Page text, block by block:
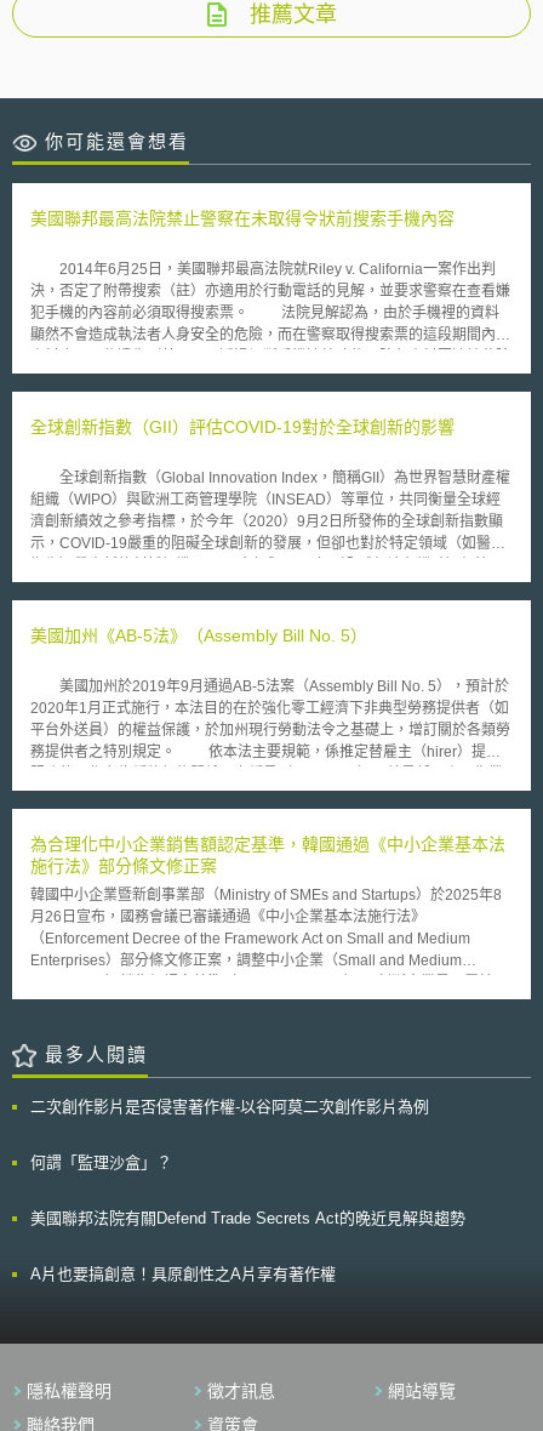
推薦文章
你可能還會想看
美國聯邦最高法院禁止警察在未取得令狀前搜索手機內容
2014年6月25日，美國聯邦最高法院就Riley v. California一案作出判
決，否定了附帶搜索（註）亦適用於行動電話的見解，並要求警察在查看嫌
犯手機的內容前必須取得搜索票。 法院見解認為，由於手機裡的資料
顯然不會造成執法者人身安全的危險，而在警察取得搜索票的這段期間內，
或加密而遺失），因此手機內容應不在附帶搜索的適用範圍內。判決中另指
中含有大量的個人資訊，包括通聯紀錄、標記有日期及地點的照片與影片、
John Roberts表示：「如果更進一步地細究系爭隱私利益之範圍，用戶在現
代手機上所看到的資料，事實上並不儲存在裝置本身。將手機看作一個容器
並對其內容實施附帶搜索，這樣的預設是有點勉強的，尤其當手機被用來讀
取儲存在他處的資料時，這種說法更是完全無法成立。」 在其協同意
這麼一回事了。 註：為保護執法者人身安全並防免被告湮滅證據，我
逮捕嫌犯或執行拘提、羈押時，雖無搜索票，得逕行搜索其身體、隨身攜帶
之物件、所使用之交通工具及其立即可觸及之處所，學說上稱作「附帶搜
索」，為令狀搜索原則之例外。
全球創新指數（GII）評估COVID-19對於全球創新的影響
全球創新指數（Global Innovation Index，簡稱GII）為世界智慧財產權
組織（WIPO）與歐洲工商管理學院（INSEAD）等單位，共同衡量全球經
濟創新績效之參考指標，於今年（2020）9月2日所發佈的全球創新指數顯
示，COVID-19嚴重的阻礙全球創新的發展，但卻也對於特定領域（如醫療
世界金融體系運作仍保持平穩，但用於資助創新型企業的資金，由於全球投
在創新融資方面，鎖定新創早期階段投資的創投公司為確保日後競爭力，轉
擊較大。 觀察全球主要國家，雖然皆制訂相關補助計劃用以緩解因疫
情所帶來之衝擊，例如中短期欲透過貸款擔保爲企業提供支持。然而，這些
補助措施並非直接爲創新和新創企業提供資金。儘管如此，專家對於全球科
學和創新受COVID-19的影響也非全然悲觀，部分源自於全球對於資本回報
美國加州《AB-5法》（Assembly Bill No. 5）
美國加州於2019年9月通過AB-5法案（Assembly Bill No. 5），預計於
2020年1月正式施行，本法目的在於強化零工經濟下非典型勞務提供者（如
平台外送員）的權益保護，於加州現行勞動法令之基礎上，增訂關於各類勞
務提供者之特別規定。 依本法主要規範，係推定替雇主（hirer）提供
保險、勞災、醫療保險等面向，業者應對這些工作者提供等同受僱人之相關
不受公司於工作方面的控制指示、從事與公司通常業務範圍無關之業務、以
及有實質接案自由等三要件，並要求業者應以上列標準判定其勞務提供者為
同時，本法亦考量到施行後其效力對既有營業形態之衝擊，分別採取以
下措施： 針對例如派報員、商業捕撈（commercial fishermen）等業別，
於本法正式施行後一定期間內，豁免前述列舉之特定領域勞務提供者適用本
法來認定其與業者間的契約關係。亦即，在法案生效後的短期內，特定業者
除適用本法判定勞動關係的特別規定，而非暫時豁免適用。
為合理化中小企業銷售額認定基準，韓國通過《中小企業基本法
施行法》部分條文修正案
韓國中小企業暨新創事業部（Ministry of SMEs and Startups）於2025年8
月26日宣布，國務會議已審議通過《中小企業基本法施行法》
（Enforcement Decree of the Framework Act on Small and Medium
Enterprises）部分條文修正案，調整中小企業（Small and Medium
「中小企業」主要依據兩項因素：一、依資產和銷售額訂定的企業規模標
其中，以銷售額作為認定依據的基準，是按行業別三年平均值計算，自
2015年制定以來至今已十年未作調整。 然而，自 COVID-19 疫情以來物價
下，銷售額僅因通膨因素而形式上增加，進而被迫脫離中小企業範圍，失去
銷售額認定基準。 為合理調整中小企業銷售額認定基準，中小企業暨新創
2025年9月1日公布生效。 修訂案主要內容如下： 首先，中小企業部分：在
300億韓元；銷售額範圍則由400億至1,500億韓元調整為400億至1,800億
韓元。 其次，小型企業（Small enterprises）部分：在43個行業別中，有
謂「中小企業畢業寬限期優惠」，係指當企業因銷售額增加而超過中小企業
銷售額認定基準時，仍可在最長五年內仍被認定屬中小企業的身份，以協助
最多人閱讀
二次創作影片是否侵害著作權-以谷阿莫二次創作影片為例
何謂「監理沙盒」？
美國聯邦法院有關Defend Trade Secrets Act的晚近見解與趨勢
A片也要搞創意！具原創性之A片享有著作權
隱私權聲明 徵才訊息
網站導覽
聯絡我們
資策會